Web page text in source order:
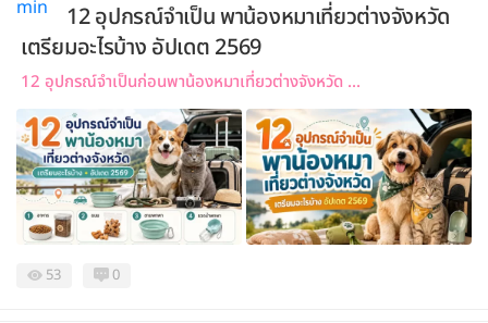
12 อุปกรณ์จำเป็น พาน้องหมาเที่ยวต่างจังหวัด
เตรียมอะไรบ้าง อัปเดต 2569
12 อุปกรณ์จำเป็นก่อนพาน้องหมาเที่ยวต่างจังหวัด ...
53 0